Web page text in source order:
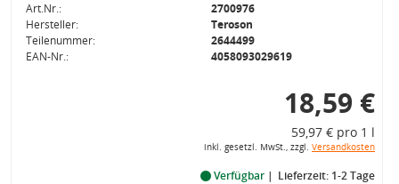
Art.Nr.:
2700976
Hersteller:
Teroson
Teilenummer:
2644499
EAN-Nr.:
4058093029619
18,59 €
59,97 € pro 1 l
inkl. gesetzl. MwSt., zzgl. Versandkosten
Verfügbar Lieferzeit: 1-2 Tage